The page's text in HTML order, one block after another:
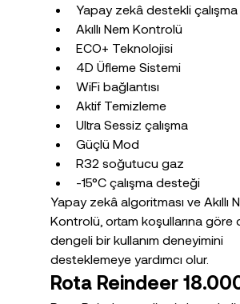
Yapay zekâ destekli çalışma
Akıllı Nem Kontrolü
ECO+ Teknolojisi
4D Üfleme Sistemi
WiFi bağlantısı
Aktif Temizleme
Ultra Sessiz çalışma
Güçlü Mod
R32 soğutucu gaz
-15°C çalışma desteği
Yapay zekâ algoritması ve Akıllı
Kontrolü, ortam koşullarına göre
dengeli bir kullanım deneyimini
desteklemeye yardımcı olur.
Rota Reindeer